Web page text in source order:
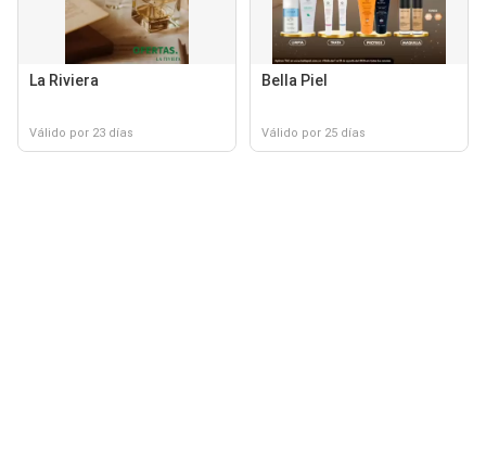
La Riviera
Válido por 23 días
Bella Piel
Válido por 25 días